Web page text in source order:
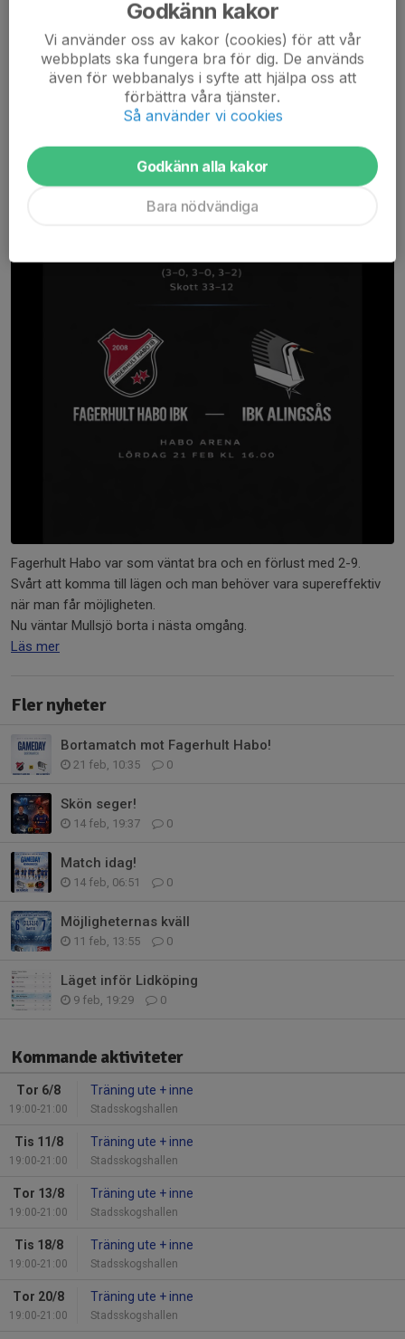
Förlust mot serieledarna
22 feb, 09:00 0 kommentarer
Fagerhult Habo var som väntat bra och en förlust med 2-9.
Svårt att komma till lägen och man behöver vara supereffektiv
när man får möjligheten.
Nu väntar Mullsjö borta i nästa omgång.
Läs mer
Fler nyheter
Bortamatch mot Fagerhult Habo!
21 feb, 10:35 0
Skön seger!
14 feb, 19:37 0
Match idag!
14 feb, 06:51 0
Möjligheternas kväll
11 feb, 13:55 0
Läget inför Lidköping
9 feb, 19:29 0
Kommande aktiviteter
Tor 6/8
19:00-21:00
Träning ute + inne
Stadsskogshallen
Tis 11/8
19:00-21:00
Träning ute + inne
Stadsskogshallen
Tor 13/8
19:00-21:00
Träning ute + inne
Stadsskogshallen
Tis 18/8
19:00-21:00
Träning ute + inne
Stadsskogshallen
Tor 20/8
19:00-21:00
Träning ute + inne
Stadsskogshallen
Godkänn kakor
Vi använder oss av kakor (cookies) för att vår
webbplats ska fungera bra för dig. De används
även för webbanalys i syfte att hjälpa oss att
förbättra våra tjänster.
Så använder vi cookies
Godkänn alla kakor
Bara nödvändiga